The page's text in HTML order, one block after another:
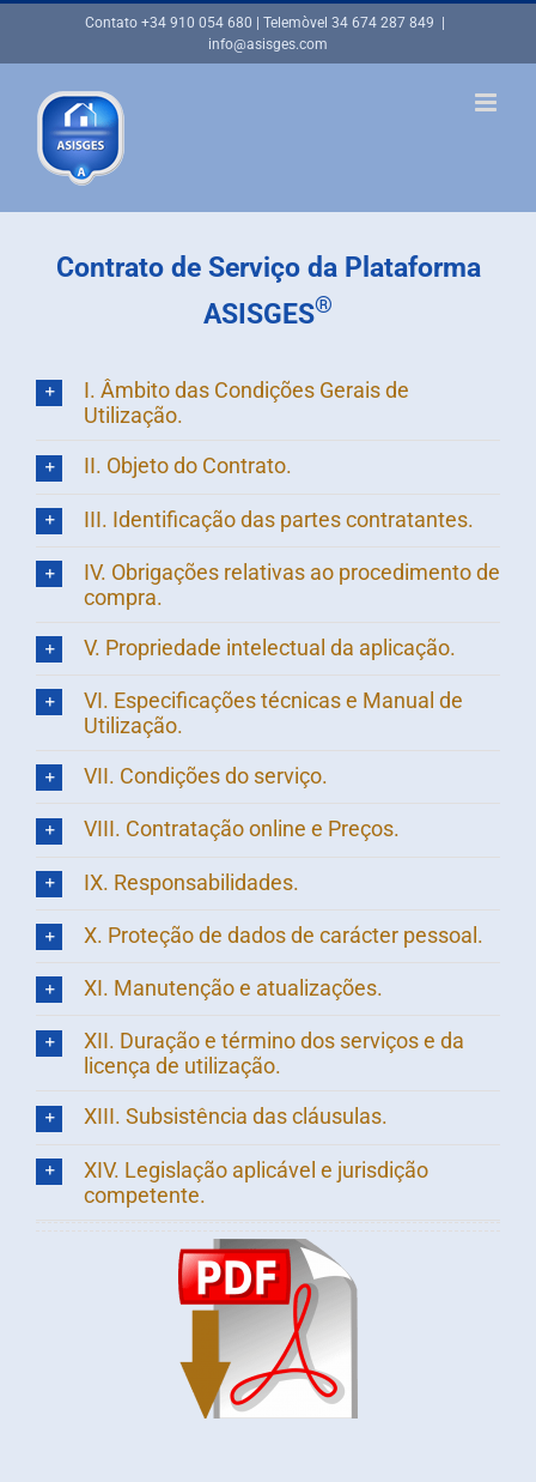
content
Contato +34 910 054 680 | Telemòvel 34 674 287 849
info@asisges.com
Contrato de Serviço da Plataforma
ASISGES®
I. Âmbito das Condições Gerais de
Utilização.
II. Objeto do Contrato.
III. Identificação das partes contratantes.
IV. Obrigações relativas ao procedimento de
compra.
V. Propriedade intelectual da aplicação.
VI. Especificações técnicas e Manual de
Utilização.
VII. Condições do serviço.
VIII. Contratação online e Preços.
IX. Responsabilidades.
X. Proteção de dados de carácter pessoal.
XI. Manutenção e atualizações.
XII. Duração e término dos serviços e da
licença de utilização.
XIII. Subsistência das cláusulas.
XIV. Legislação aplicável e jurisdição
competente.